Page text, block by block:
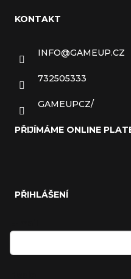
KONTAKT
INFO@GAMEUP.CZ
732505333
GAMEUPCZ/
PŘIJÍMÁME ONLINE
PŘIHLÁŠENÍ